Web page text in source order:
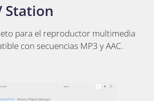
Station
para el reproductor multimedia
con secuencias MP3 y AAC.